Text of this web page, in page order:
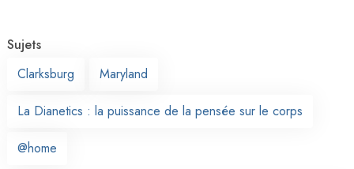
Sujets
Clarksburg
Maryland
La Dianetics : la puissance de la pensée sur le corps
@home